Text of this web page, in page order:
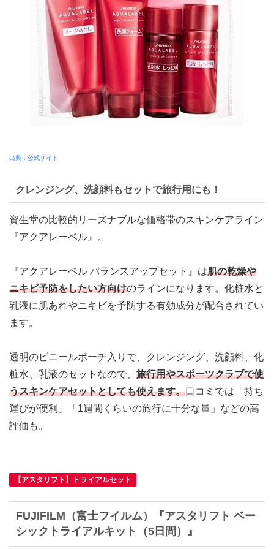
出典：公式サイト
クレンジング、洗顔料もセットで旅行用にも！
資生堂の比較的リーズナブルな価格帯のスキンケアライン
『アクアレーベル』。
『アクアレーベル バランスアップセット』は肌の乾燥や
ニキビ予防をしたい方向けのラインになります。化粧水と
乳液に肌あれやニキビを予防する有効成分が配合されてい
ます。
透明のビニールポーチ入り で、クレンジング、洗顔料、化
粧水、乳液のセットなので、 旅行用やスポーツクラブで使
うスキンケアセットとしても使えます。口コミでは「持ち
運びが便利」「1週間くらいの旅行に十分な量」などの高
評価も。
【アスタリフト】トライアルセット
FUJIFILM（富士フイルム）『アスタリフト ベー
シックトライアルキット（5日間）』